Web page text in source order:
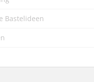
Bastelideen